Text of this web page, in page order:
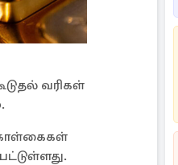
வரிகள்
கொள்கைகள்